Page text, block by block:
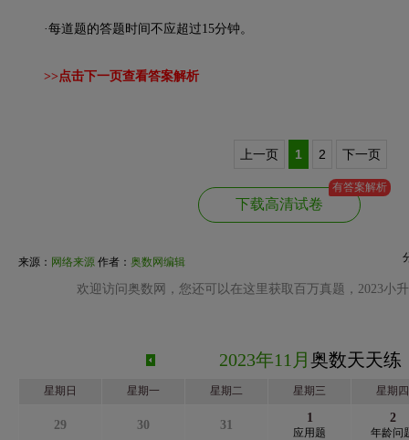
·每道题的答题时间不应超过15分钟。
>>点击下一页查看答案解析
上一页 1 2 下一页
下载高清试卷
有答案解析
来源： 网络来源 作者： 奥数网编辑
欢迎访问奥数网，您还可以在这里获取百万真题，2023小
2023年11月 奥数天天练
星期日 星期一 星期二 星期三 星期四
29 30 31
1
应用题
2
年龄问